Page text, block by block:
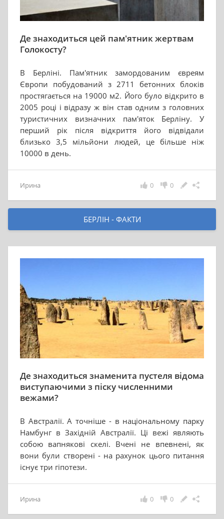
Де знаходиться цей пам'ятник жертвам
Голокосту?
В Берліні. Пам'ятник замордованим євреям
Європи побудований з 2711 бетонних блоків
простягається на 19000 м2. Його було відкрито в
2005 році і відразу ж він став одним з головних
туристичних визначних пам'яток Берліну. У
перший рік після відкриття його відвідали
близько 3,5 мільйони людей, це більше ніж
10000 в день.
Ирина 0
0
БЕРЛІН - ФАКТИ
Де знаходиться знаменита пустеля відома
виступаючими з піску численними
вежами?
В Австралії. А точніше - в національному парку
Намбунг в Західній Австралії. Ці вежі являють
собою вапнякові скелі. Вчені не впевнені, як
вони були створені - на рахунок цього питання
існує три гіпотези.
Ирина 0
0